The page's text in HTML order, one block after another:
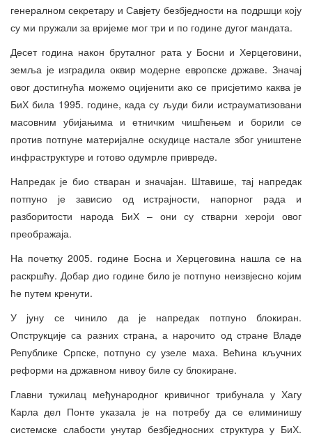
генералном секретару и Савјету безбједности на подршци коју
су ми пружали за вријеме мог три и по године дугог мандата.
Десет година након бруталног рата у Босни и Херцеговини,
земља је изградила оквир модерне европске државе. Значај
овог достигнућа можемо оцијенити ако се присјетимо каква је
БиХ била 1995. године, када су људи били истрауматизовани
масовним убијањима и етничким чишћењем и борили се
против потпуне материјалне оскудице настале због уништене
инфраструктуре и готово одумрле привреде.
Напредак је био стваран и значајан. Штавише, тај напредак
потпуно је зависио од истрајности, напорног рада и
разборитости народа БиХ – они су стварни хероји овог
преображаја.
На почетку 2005. године Босна и Херцеговина нашла се на
раскршћу. Добар дио године било је потпуно неизвјесно којим
ће путем кренути.
У јуну се чинило да је напредак потпуно блокиран.
Опструкције са разних страна, а нарочито од стране Владе
Републике Српске, потпуно су узеле маха. Већина кључних
реформи на државном нивоу биле су блокиране.
Главни тужилац међународног кривичног трибунала у Хагу
Карла дел Понте указала је на потребу да се елиминишу
системске слабости унутар безбједносних структура у БиХ.